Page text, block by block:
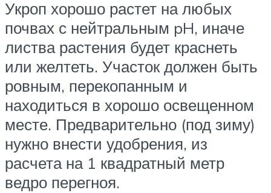
Укроп хорошо растет на любых
почвах с нейтральным pH, иначе
листва растения будет краснеть
или желтеть. Участок должен быть
ровным, перекопанным и
находиться в хорошо освещенном
месте. Предварительно (под зиму)
нужно внести удобрения, из
расчета на 1 квадратный метр
ведро перегноя.